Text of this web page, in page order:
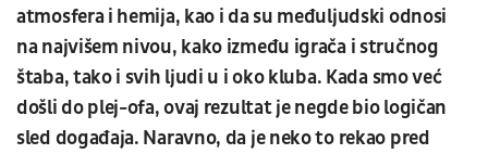
atmosfera i hemija, kao i da su međuljudski odnosi
na najvišem nivou, kako između igrača i stručnog
štaba, tako i svih ljudi u i oko kluba. Kada smo već
došli do plej-ofa, ovaj rezultat je negde bio logičan
sled događaja. Naravno, da je neko to rekao pred